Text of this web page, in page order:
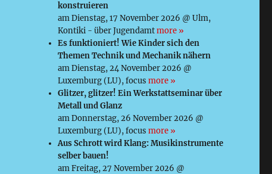
konstruieren
am Dienstag, 17 November 2026 @ Ulm,
Kontiki - über Jugendamtmore »
Es funktioniert! Wie Kinder sich den
Themen Technik und Mechanik nähern
am Dienstag, 24 November 2026 @
Luxemburg (LU), focusmore »
Glitzer, glitzer! Ein Werkstattseminar über
Metall und Glanz
am Donnerstag, 26 November 2026 @
Luxemburg (LU), focusmore »
Aus Schrott wird Klang: Musikinstrumente
selber bauen!
am Freitag, 27 November 2026 @